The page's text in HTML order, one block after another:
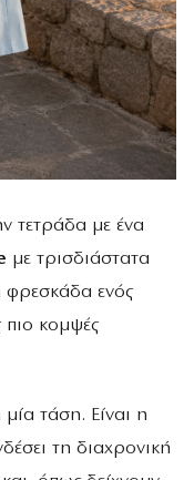
τετράδα με ένα
με τρισδιάστατα
φρεσκάδα ενός
πιο κομψές
τάση. Είναι η
τη διαχρονική